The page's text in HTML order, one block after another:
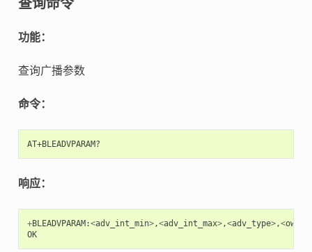
功能：
查询广播参数
命令：
响应：
+BLEADVPARAM:<adv_int_min>,<adv_int_max>,<adv_type>,<
OK